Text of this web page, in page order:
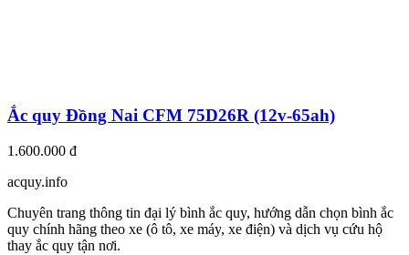
Ắc quy Đồng Nai CFM 75D26R (12v-65ah)
1.600.000 đ
acquy.info
Chuyên trang thông tin đại lý bình ắc quy, hướng dẫn chọn bình ắc
quy chính hãng theo xe (ô tô, xe máy, xe điện) và dịch vụ cứu hộ
thay ắc quy tận nơi.